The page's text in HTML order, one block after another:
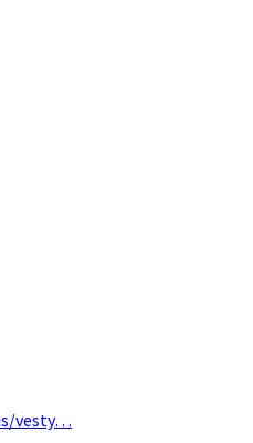
vesty…